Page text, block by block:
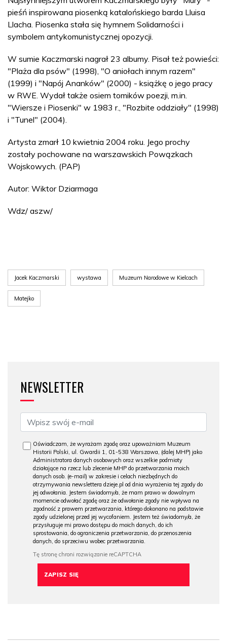
pieśń inspirowana piosenką katalońskiego barda Lluisa
Llacha. Piosenka stała się hymnem Solidarności i
symbolem antykomunistycznej opozycji.
W sumie Kaczmarski nagrał 23 albumy. Pisał też powieści:
"Plaża dla psów" (1998), "O aniołach innym razem"
(1999) i "Napój Ananków" (2000) - książkę o jego pracy
w RWE. Wydał także osiem tomików poezji, m.in.
"Wiersze i Piosenki" w 1983 r., "Rozbite oddziały" (1998)
i "Tunel" (2004).
Artysta zmarł 10 kwietnia 2004 roku. Jego prochy
zostały pochowane na warszawskich Powązkach
Wojskowych. (PAP)
Autor: Wiktor Dziarmaga
Wdz/ aszw/
Jacek Kaczmarski wystawa Muzeum Narodowe w Kielcach
Matejko
NEWSLETTER
Oświadczam, że wyrażam zgodę oraz upoważniam Muzeum
Historii Polski, ul. Gwardii 1, 01-538 Warszawa, (dalej MHP) jako
Administratora danych osobowych oraz wszelkie podmioty
działające na rzecz lub zlecenie MHP do przetwarzania moich
danych osob. (e-mail) w zakresie i celach niezbędnych do
otrzymywania newslettera dzieje.pl od dnia wyrażenia tej zgody do
jej odwołania. Jestem świadomy/a, że mam prawo w dowolnym
momencie odwołać zgodę oraz że odwołanie zgody nie wpływa na
zgodność z prawem przetwarzania, którego dokonano na podstawie
zgody udzielonej przed jej wycofaniem. Jestem też świadomy/a, że
przysługuje mi prawo dostępu do moich danych, do ich
sprostowania, do ograniczenia przetwarzania, do przenoszenia
danych, do sprzeciwu wobec przetwarzania.